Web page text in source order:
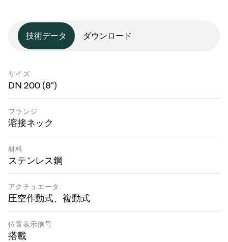
技術データ ダウンロード
サイズ
DN 200 (8")
フランジ
溶接ネック
材料
ステンレス鋼
アクチュエータ
圧空作動式、複動式
位置表示信号
搭載